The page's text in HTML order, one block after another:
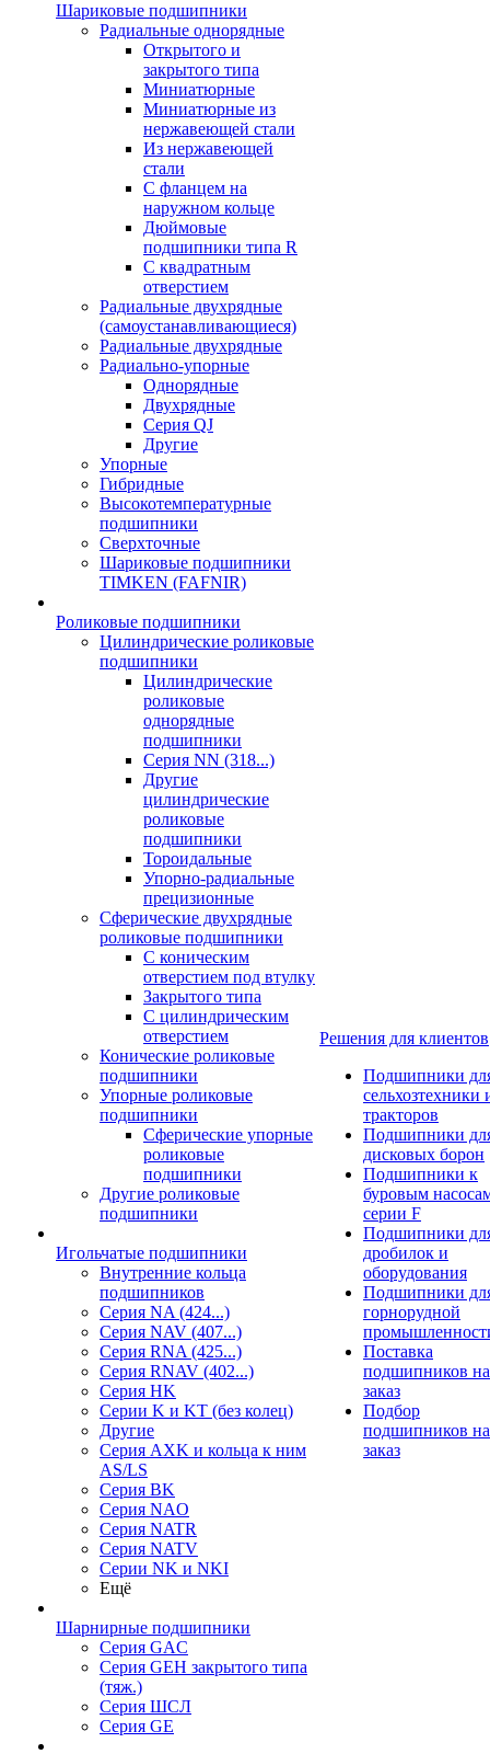
Шариковые подшипники
Радиальные однорядные
Открытого и
закрытого типа
Миниатюрные
Миниатюрные из
нержавеющей стали
Из нержавеющей
стали
С фланцем на
наружном кольце
Дюймовые
подшипники типа R
С квадратным
отверстием
Радиальные двухрядные
(самоустанавливающиеся)
Радиальные двухрядные
Радиально-упорные
Однорядные
Двухрядные
Серия QJ
Другие
Упорные
Гибридные
Высокотемпературные
подшипники
Сверхточные
Шариковые подшипники
TIMKEN (FAFNIR)
Роликовые подшипники
Цилиндрические роликовые
подшипники
Цилиндрические
роликовые
однорядные
подшипники
Серия NN (318...)
Другие
цилиндрические
роликовые
подшипники
Тороидальные
Упорно-радиальные
прецизионные
Сферические двухрядные
роликовые подшипники
С коническим
отверстием под втулку
Закрытого типа
С цилиндрическим
отверстием
Конические роликовые
подшипники
Упорные роликовые
подшипники
Сферические упорные
роликовые
подшипники
Другие роликовые
подшипники
Игольчатые подшипники
Внутренние кольца
подшипников
Серия NA (424...)
Серия NAV (407...)
Серия RNA (425...)
Серия RNAV (402...)
Серия HK
Серии K и KT (без колец)
Другие
Серия AXK и кольца к ним
AS/LS
Серия BK
Серия NAO
Серия NATR
Серия NATV
Серии NK и NKI
Ещё
Шарнирные подшипники
Серия GAC
Серия GEH закрытого типа
(тяж.)
Серия ШСЛ
Серия GE
Решения для клиентов
Подшипники
сельхозтехники
тракторов
Подшипники
дисковых борон
Подшипники к
буровым
серии F
Подшипники
дробилок и
оборудования
Подшипники
горнорудной
Поставка
подшипников на
заказ
Подбор
подшипников на
заказ